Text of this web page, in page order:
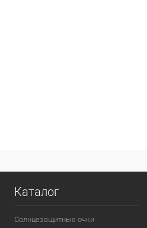
Каталог
Солнцезащитные очки